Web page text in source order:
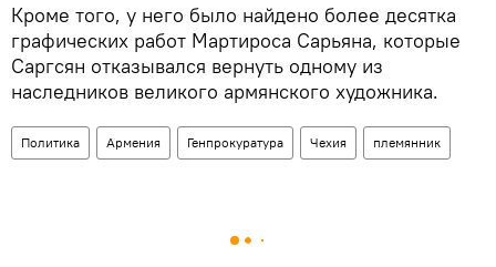
Кроме того, у него было найдено более десятка
графических работ Мартироса Сарьяна, которые
Саргсян отказывался вернуть одному из
наследников великого армянского художника.
Политика Армения Генпрокуратура Чехия племянник